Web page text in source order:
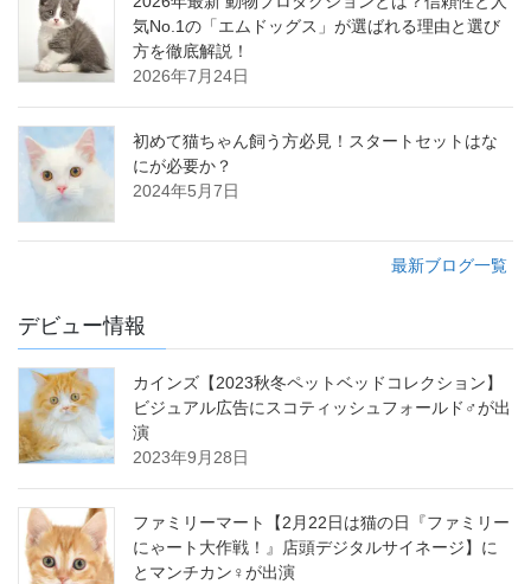
気No.1の「エムドッグス」が選ばれる理由と選び
方を徹底解説！
2026年7月24日
初めて猫ちゃん飼う方必見！スタートセットはな
にが必要か？
2024年5月7日
最新ブログ一覧
デビュー情報
カインズ【2023秋冬ペットベッドコレクション】
ビジュアル広告にスコティッシュフォールド♂が出
演
2023年9月28日
ファミリーマート【2月22日は猫の日『ファミリー
にゃート大作戦！』店頭デジタルサイネージ】に
とマンチカン♀が出演